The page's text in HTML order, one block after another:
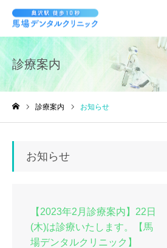
診療案内
診療案内 お知らせ
お知らせ
【2023年2月診療案内】22日
(木)は診療いたします。【馬
場デンタルクリニック】